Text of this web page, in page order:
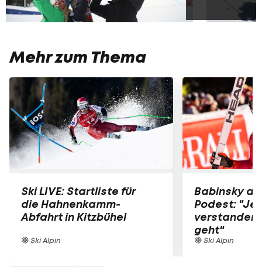
Mehr zum Thema
Ski LIVE: Startliste für
die Hahnenkamm-
Abfahrt in Kitzbühel
Ski Alpin
Babinsky
Podest:
verstanden,
geht"
Ski Alpin